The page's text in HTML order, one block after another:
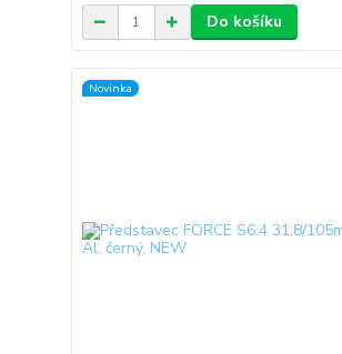
Do košíku
Novinka